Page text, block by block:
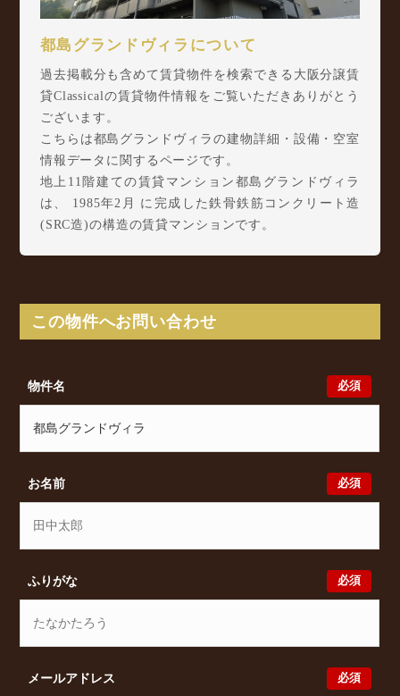
都島グランドヴィラについて
過去掲載分も含めて賃貸物件を検索できる大阪分譲賃
貸Classicalの賃貸物件情報をご覧いただきありがとう
ございます。
こちらは都島グランドヴィラの建物詳細・設備・空室
情報データに関するページです。
地上11階建ての賃貸マンション都島グランドヴィラ
は、 1985年2月 に完成した鉄骨鉄筋コンクリート造
(SRC造)の構造の賃貸マンションです。
アクセスが可能となっております。
都島グランドヴィラの最新の空室状況のご確認をはじ
ションをお探しでしたら、ぜひ大阪分譲賃貸Classical
までお気軽にお問い合わせください。大阪分譲賃貸
ンライン相談も受け付けております。また、希望の条
貸物件をご提案いたします。
この物件へお問い合わせ
必須
物件名
必須
お名前
必須
ふりがな
必須
メールアドレス